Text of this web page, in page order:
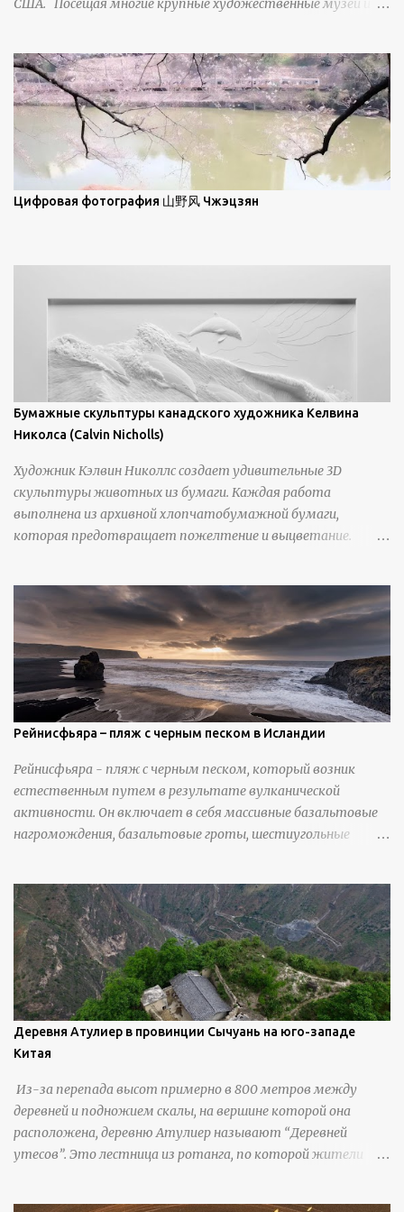
демонстрирует матовое отражение. Эти
США. Посещая многие крупные художественные музеи и
Брайан Шервин прокомментировал картины художника,
заявив, что "Такаюки Харада сочетает в себе классическую
элегантность живописи с реалиями современной жизни. В
некотором смысле, персонажи его картин предлагают
зрителям незаконченный рассказ, который усиливается его
уникальной манерой использования освещения". Для
просмотра всех работ, посетите страницу –
Цифровая фотография 山野风 Чжэцзян
Бумажные скульптуры канадского художника Келвина
Николса (Calvin Nicholls)
Художник Кэлвин Николлс создает удивительные 3D
скульптуры животных из бумаги. Каждая работа
выполнена из архивной хлопчатобумажной бумаги,
которая предотвращает пожелтение и выцветание.
инструменты для текстурирования, чтобы точно
вылепить каждую деталь. источник
https://calvinnicholls.com/
Рейнисфьяра – пляж с черным песком в Исландии
Рейнисфьяра - пляж с черным песком, который возник
естественным путем в результате вулканической
активности. Он включает в себя массивные базальтовые
нагромождения, базальтовые гроты, шестиугольные
Деревня Атулиер в провинции Сычуань на юго-западе
Китая
Из-за перепада высот примерно в 800 метров между
деревней и подножием скалы, на вершине которой она
расположена, деревню Атулиер называют “Деревней
утесов”. Это лестница из ротанга, по которой жители